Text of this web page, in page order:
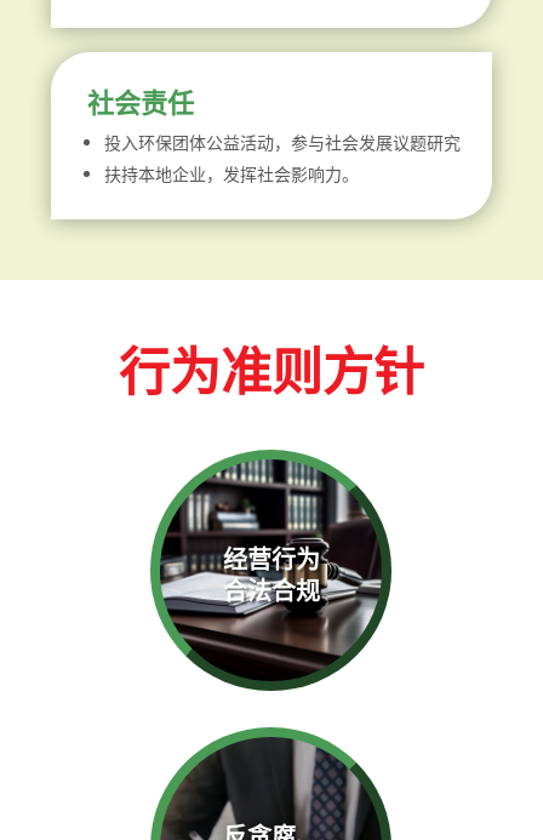
社会责任
投入环保团体公益活动，参与社会发展议题研究
扶持本地企业，发挥社会影响力。
行为准则方针
经营行为
合法合规